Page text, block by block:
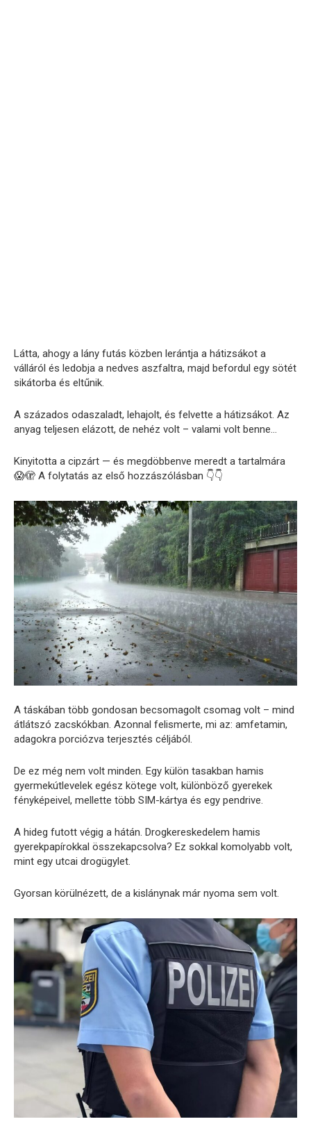
Látta, ahogy a lány futás közben lerántja a hátizsákot a
válláról és ledobja a nedves aszfaltra, majd befordul egy sötét
sikátorba és eltűnik.
A százados odaszaladt, lehajolt, és felvette a hátizsákot. Az
anyag teljesen elázott, de nehéz volt – valami volt benne…
Kinyitotta a cipzárt — és megdöbbenve meredt a tartalmára
😱🫣 A folytatás az első hozzászólásban 👇👇
A táskában több gondosan becsomagolt csomag volt – mind
átlátszó zacskókban. Azonnal felismerte, mi az: amfetamin,
adagokra porciózva terjesztés céljából.
De ez még nem volt minden. Egy külön tasakban hamis
gyermekútlevelek egész kötege volt, különböző gyerekek
fényképeivel, mellette több SIM-kártya és egy pendrive.
A hideg futott végig a hátán. Drogkereskedelem hamis
gyerekpapírokkal összekapcsolva? Ez sokkal komolyabb volt,
mint egy utcai drogügylet.
Gyorsan körülnézett, de a kislánynak már nyoma sem volt.